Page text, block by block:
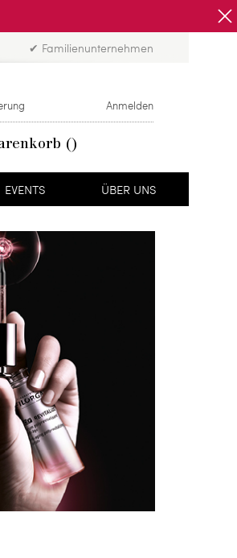
✔ Familienunternehmen
Anmelden
EVENTS ÜBER UNS